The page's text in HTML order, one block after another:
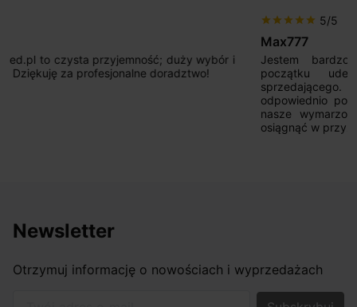
Jestem bardzo zadowolony. Przede wszystkim od
początku uderzyło mnie profesjonalne podejście
sprzedającego. Pan ma duże doświadczenie i potrafi
odpowiednio pokierować i doradzić dzięki czemu mamy
nasze wymarzone oświetlenie. Dodatkowo udało się to
Newsletter
Otrzymuj informację o nowościach i wyprzedażach